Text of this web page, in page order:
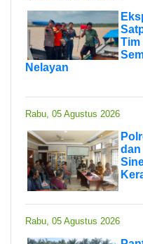
Tim
Nelayan
Rabu, 05 Agustus 2026
dan
Rabu, 05 Agustus 2026